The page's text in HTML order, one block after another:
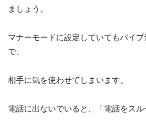
ましょう。
マナーモードに設定していてもバイ
で、
相手に気を使わせてしまいます。
電話に出ないでいると、「電話をス